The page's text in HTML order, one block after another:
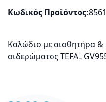
Κωδικός Προϊόντος
Καλώδιο με αισθητήρα
σιδερώματος TEFAL